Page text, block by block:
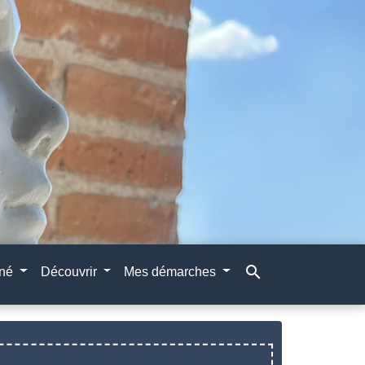
Découvrir Mes démarches search